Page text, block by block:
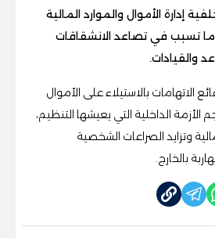
إدارة الأموال والموارد المالية
ما تسبب في تصاعد الانشقاقات
والقيادات.
الاتهامات بالاستيلاء على الأموال
الداخلية التي يعيشها التنظيم،
وتزايد الصراعات الشخصية
بالخارج.